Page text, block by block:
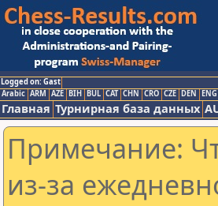
Logged on: Gast
Arabic ARM AZE BIH BUL CAT CHN CRO CZE DEN ENG
Главная Турнирная база данных
Примечание:
из-за